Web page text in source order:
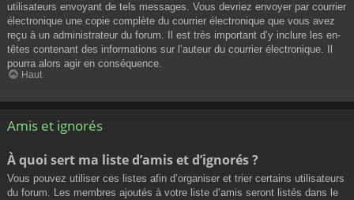
utilisateurs envoyant de tels messages. Vous devriez envoyer par courrier
électronique une copie complète du courrier électronique que vous avez
reçu à un administrateur du forum. Il est très important d’y inclure les en-
têtes contenant des informations sur l’auteur du courrier électronique. Il
pourra alors agir en conséquence.
Haut
Amis et ignorés
À quoi sert ma liste d’amis et d’ignorés ?
Vous pouvez utiliser ces listes afin d’organiser et trier certains utilisateurs
du forum. Les membres ajoutés à votre liste d’amis seront listés dans le